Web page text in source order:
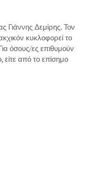
Γιάννης Δεμίρης. Τον
κυκλοφορεί το
όσους/ες επιθυμούν
από το επίσημο